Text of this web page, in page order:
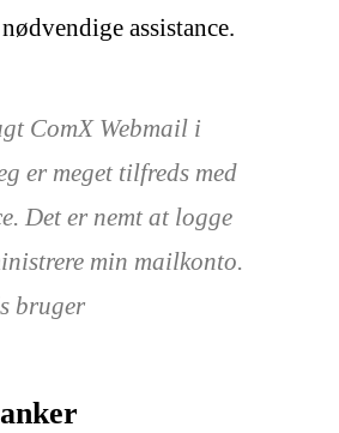
assistance.
ComX Webmail i
er meget tilfreds med
Det er nemt at logge
min mailkonto.
bruger